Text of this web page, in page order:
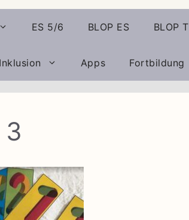
ES 5/6 BLOP ES BLOP T
Inklusion Apps Fortbildung
3